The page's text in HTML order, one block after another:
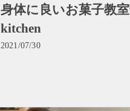
身体に良いお菓子教
kitchen
2021/07/30